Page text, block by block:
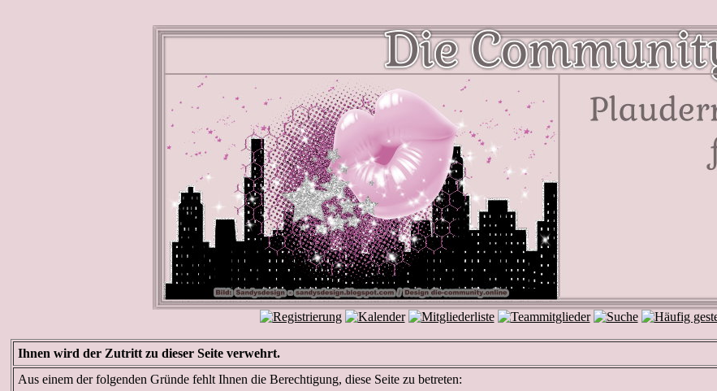
Ihnen wird der Zutritt zu dieser Seite verwehrt.
Aus einem der folgenden Gründe fehlt Ihnen die Berechtigung, diese Seite zu betreten: